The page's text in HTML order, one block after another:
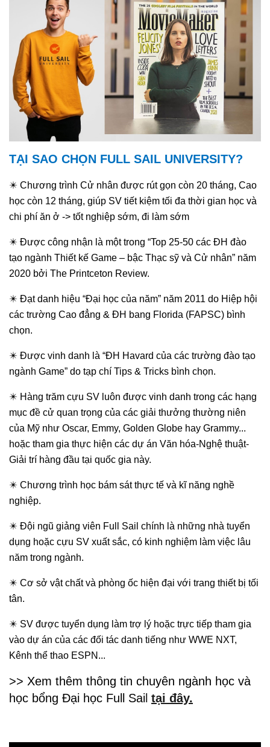
TẠI SAO CHỌN FULL SAIL UNIVERSITY?
✴️ Chương trình Cử nhân được rút gọn còn 20 tháng, Cao
học còn 12 tháng, giúp SV tiết kiệm tối đa thời gian học và
chi phí ăn ở -> tốt nghiệp sớm, đi làm sớm
✴️ Được công nhận là một trong “Top 25-50 các ĐH đào
tạo ngành Thiết kế Game – bậc Thạc sỹ và Cử nhân” năm
2020 bởi The Printceton Review.
✴️ Đạt danh hiệu “Đại học của năm” năm 2011 do Hiệp hội
các trường Cao đẳng & ĐH bang Florida (FAPSC) bình
chọn.
✴️ Được vinh danh là “ĐH Havard của các trường đào tạo
ngành Game” do tạp chí Tips & Tricks bình chọn.
✴️ Hàng trăm cựu SV luôn được vinh danh trong các hạng
mục đề cử quan trọng của các giải thưởng thường niên
của Mỹ như Oscar, Emmy, Golden Globe hay Grammy...
hoặc tham gia thực hiện các dự án Văn hóa-Nghệ thuật-
Giải trí hàng đầu tại quốc gia này.
✴️ Chương trình học bám sát thực tế và kĩ năng nghề
nghiệp.
✴️ Đội ngũ giảng viên Full Sail chính là những nhà tuyển
dụng hoặc cựu SV xuất sắc, có kinh nghiệm làm việc lâu
năm trong ngành.
✴️ Cơ sở vật chất và phòng ốc hiện đại với trang thiết bị tối
tân.
✴️ SV được tuyển dụng làm trợ lý hoặc trực tiếp tham gia
vào dự án của các đối tác danh tiếng như WWE NXT,
Kênh thể thao ESPN...
>> Xem thêm thông tin chuyên ngành học và
học bổng Đại học Full Sai tại đây.